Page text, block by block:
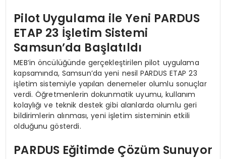
Pilot Uygulama ile Yeni PARDUS
ETAP 23 İşletim Sistemi
Samsun’da Başlatıldı
MEB’in öncülüğünde gerçekleştirilen pilot uygulama
kapsamında, Samsun’da yeni nesil PARDUS ETAP 23
işletim sistemiyle yapılan denemeler olumlu sonuçlar
verdi. Öğretmenlerin dokunmatik uyumu, kullanım
kolaylığı ve teknik destek gibi alanlarda olumlu geri
bildirimlerin alınması, yeni işletim sisteminin etkili
olduğunu gösterdi.
PARDUS Eğitimde Çözüm Sunuyor